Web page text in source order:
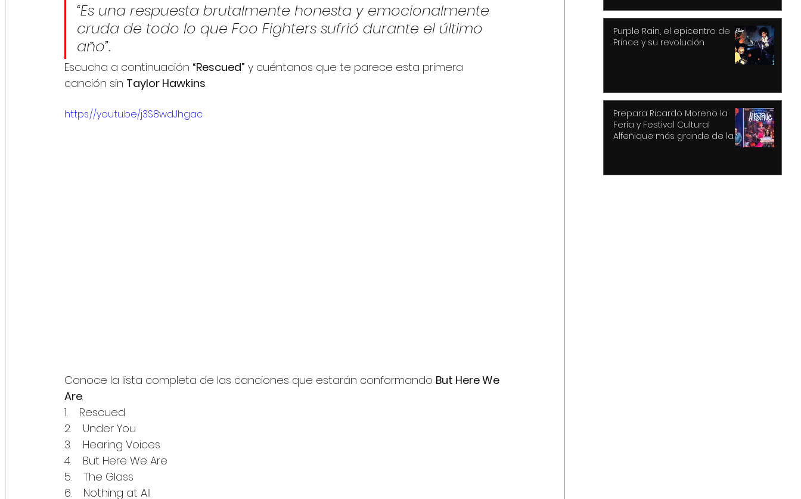
“Es una respuesta brutalmente honesta y emocionalmente
cruda de todo lo que Foo Fighters sufrió durante el último
año”.
Escucha a continuación “Rescued” y cuéntanos que te parece esta primera
canción sin Taylor Hawkins.
https://youtu.be/j3S8wdJhgac
Conoce la lista completa de las canciones que estarán conformando But Here We
Are.
1.    Rescued
2.    Under You
3.    Hearing Voices
4.    But Here We Are
5.    The Glass
6.    Nothing at All
Purple Rain, el epicentro de
Prince y su revolución
Prepara Ricardo Moreno la
Feria y Festival Cultural
Alfeñique más grande de la